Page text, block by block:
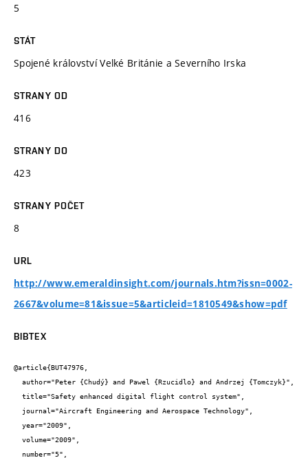
5
STÁT
Spojené království Velké Británie a Severního Irska
STRANY OD
416
STRANY DO
423
STRANY POČET
8
URL
http://www.emeraldinsight.com/journals.htm?issn=0002-
2667&volume=81&issue=5&articleid=1810549&show=pdf
BIBTEX
@article{BUT47976,